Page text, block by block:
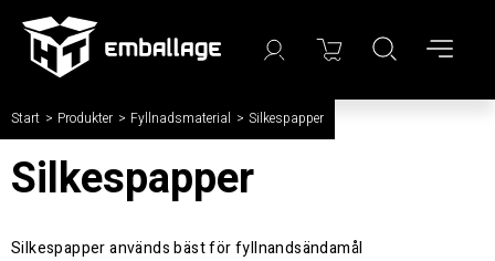
Start / Produkter / Fyllnadsmaterial / Silkespapper
Silkespapper
Silkespapper används bäst för fyllnandsändamål